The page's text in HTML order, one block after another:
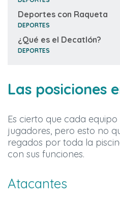
Deportes con Raqueta
DEPORTES
¿Qué es el Decatlón?
DEPORTES
Las posiciones
Es cierto que cada
jugadores, pero esto no
regados por toda la
con sus funciones.
Atacantes